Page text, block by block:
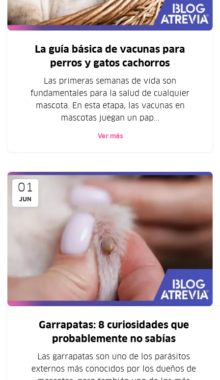
La guía básica de vacunas para
perros y gatos cachorros
Las primeras semanas de vida son
fundamentales para la salud de cualquier
mascota. En esta etapa, las vacunas en
mascotas juegan un pap...
Ver más
01
JUN
Garrapatas: 8 curiosidades que
probablemente no sabías
Las garrapatas son uno de los parásitos
externos más conocidos por los dueños de